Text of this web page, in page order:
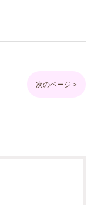
次のページ >